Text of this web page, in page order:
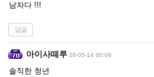
남자다 !!!
답글
아이사떼루 26-05-14 00:06
솔직한 청년